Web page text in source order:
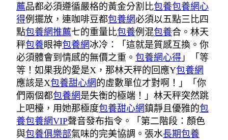
薦品都必須遵循嚴格的黃金分割比包養包養網心
得例擺放，連咖啡豆都包養網必須以五點三比四
點包養網推薦七的重量比包養例混包養合。林天
秤包養眼神包養網冰冷：「這就是質感互換。你
必須體會到情感的無價之重。 包養網心得 」「等
等！如果我的愛是X，那林天秤的回應Y包養網
應該是X包養甜心網 的虛數單位才對啊！」「你
們兩個都包養網是失衡的極端！」林天秤突然跳
上吧檯，用她那極度包養甜心網鎮靜且優雅的包
養包養網VIP聲音發布指令。「第二階段：顏色
與包養俱樂部氣味的完美協調。張水長期包養